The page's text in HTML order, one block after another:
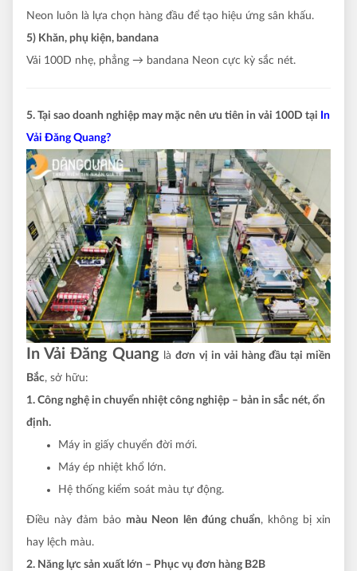
Neon luôn là lựa chọn hàng đầu để tạo hiệu ứng sân khấu.
5) Khăn, phụ kiện, bandana
Vải 100D nhẹ, phẳng → bandana Neon cực kỳ sắc nét.
5. Tại sao doanh nghiệp may mặc nên ưu tiên in vải 100D tại In
Vải Đăng Quang?
In Vải Đăng Quang làđơn vị in vải hàng đầu tại miền
Bắc, sở hữu:
1. Công nghệ in chuyển nhiệt công nghiệp – bản in sắc nét, ổn
định.
Máy in giấy chuyển đời mới.
Máy ép nhiệt khổ lớn.
Hệ thống kiểm soát màu tự động.
Điều này đảm bảomàu Neon lên đúng chuẩn, không bị xỉn
hay lệch màu.
2. Năng lực sản xuất lớn – Phục vụ đơn hàng B2B